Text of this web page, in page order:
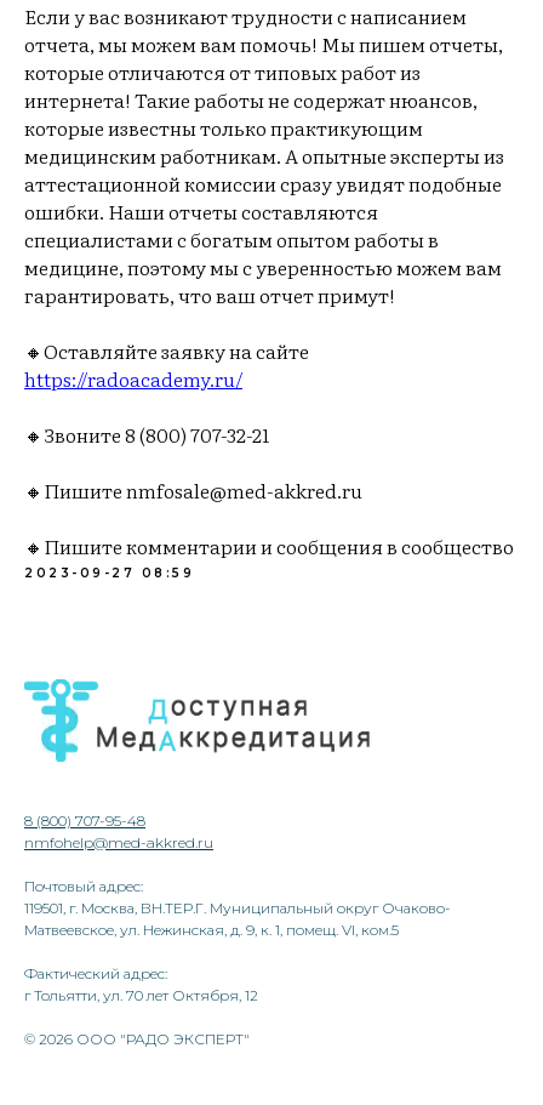
Если у вас возникают трудности с написанием
отчета, мы можем вам помочь! Мы пишем отчеты,
которые отличаются от типовых работ из
интернета! Такие работы не содержат нюансов,
которые известны только практикующим
медицинским работникам. А опытные эксперты из
аттестационной комиссии сразу увидят подобные
ошибки. Наши отчеты составляются
специалистами с богатым опытом работы в
медицине, поэтому мы с уверенностью можем вам
гарантировать, что ваш отчет примут!
🔸Оставляйте заявку на сайте
https://radoacademy.ru/
🔸Звоните 8 (800) 707-32-21
🔸Пишите nmfosale@med-akkred.ru
🔸Пишите комментарии и сообщения в сообщество
2023-09-27 08:59
8 (800) 707-95-48
nmfohelp@med-akkred.ru
Почтовый адрес:
119501, г. Москва, ВН.ТЕР.Г. Муниципальный округ Очаково-
Матвеевское, ул. Нежинская, д. 9, к. 1, помещ. VI, ком.5
Фактический адрес:
г Тольятти, ул. 70 лет Октября, 12
© 2026 ООО "РАДО ЭКСПЕРТ"